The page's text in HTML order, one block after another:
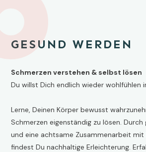
GESUND WERDEN
Schmerzen verstehen & selbst lösen
Du willst Dich endlich wieder wohlfühlen
Lerne, Deinen Körper bewusst
Schmerzen eigenständig zu lösen. Durch
und eine achtsame Zusammenarbeit mit
findest Du nachhaltige Erleichterung.